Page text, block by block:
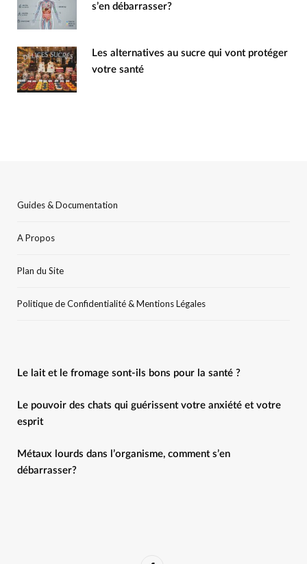
s’en débarrasser?
Les alternatives au sucre qui vont protéger
votre santé
Guides & Documentation
A Propos
Plan du Site
Politique de Confidentialité & Mentions Légales
Le lait et le fromage sont-ils bons pour la santé ?
Le pouvoir des chats qui guérissent votre anxiété et votre
esprit
Métaux lourds dans l’organisme, comment s’en
débarrasser?